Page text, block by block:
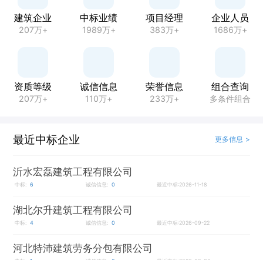
建筑企业
207万+
中标业绩
1989万+
项目经理
383万+
企业人员
1686万+
资质等级
207万+
诚信信息
110万+
荣誉信息
233万+
组合查询
多条件组合
最近中标企业 更多信息 >
沂水宏磊建筑工程有限公司
中标: 6 诚信信息: 0 最近中标:2026-11-18
湖北尔升建筑工程有限公司
中标: 4 诚信信息: 0 最近中标:2026-09-22
河北特沛建筑劳务分包有限公司